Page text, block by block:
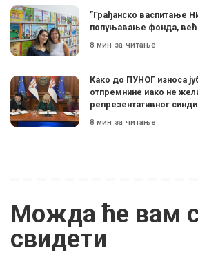
”Грађанско васпитање
попуњавање фонда, већ
8 мин за читање
Како до ПУНОГ износа
отпремнине иако не
репрезентативног
8 мин за читање
Можда ће вам
свидети